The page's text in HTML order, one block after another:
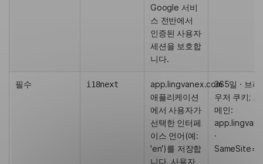
Google 서비
스 전반에서
인증된 사용자
세션을 보호합
니다.
필수 i18next
app.lingvanex.com
애플리케이션
에서 사용자가
선택한 인터페
이스 언어(예:
'en')를 저장합
니다. 사용자
365일 · 브라
우저 쿠키; 도
메인:
·